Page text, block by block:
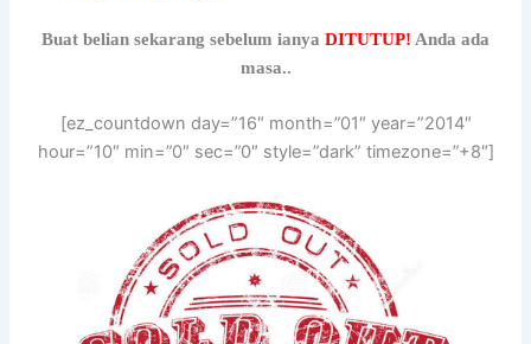
Buat belian sekarang sebelum ianya DITUTUP! Anda ada
masa..
[ez_countdown day=”16″ month=”01″ year=”2014″
hour=”10″ min=”0″ sec=”0″ style=”dark” timezone=”+8″]